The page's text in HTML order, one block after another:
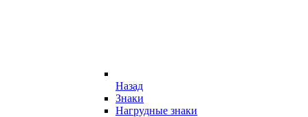
Назад
Знаки
Нагрудные знаки